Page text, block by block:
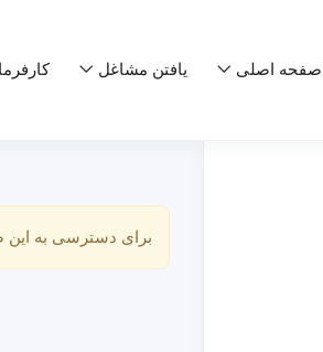
صفحه اصلی یافتن مشاغل
برای دسترسی به این